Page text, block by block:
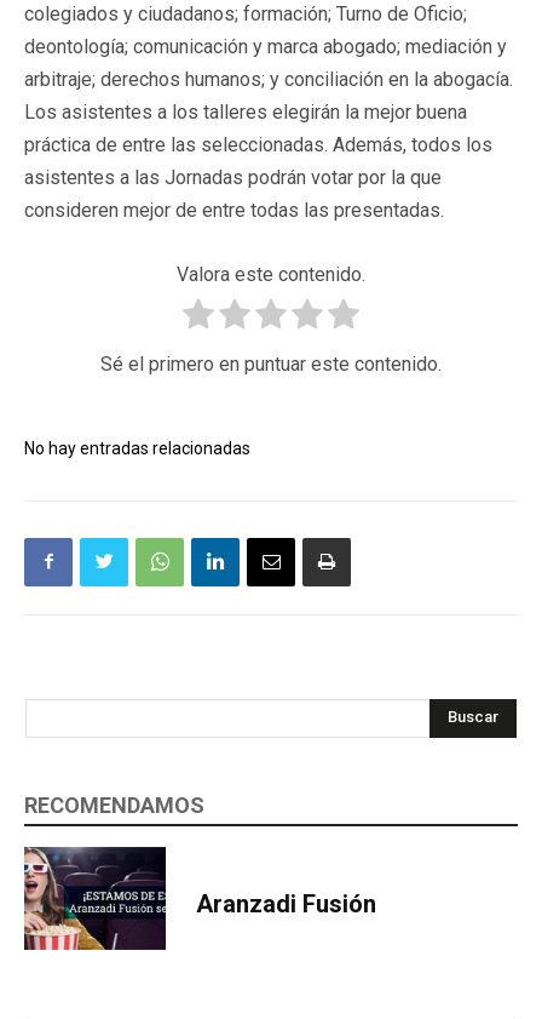
colegiados y ciudadanos; formación; Turno de Oficio;
deontología; comunicación y marca abogado; mediación y
arbitraje; derechos humanos; y conciliación en la abogacía.
Los asistentes a los talleres elegirán la mejor buena
práctica de entre las seleccionadas. Además, todos los
asistentes a las Jornadas podrán votar por la que
consideren mejor de entre todas las presentadas.
Valora este contenido.
Sé el primero en puntuar este contenido.
No hay entradas relacionadas
Buscar
RECOMENDAMOS
Aranzadi Fusión